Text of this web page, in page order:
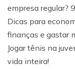
empresa regular?
Dicas para
finanças e gastar
Jogar tênis na
vida inteira!